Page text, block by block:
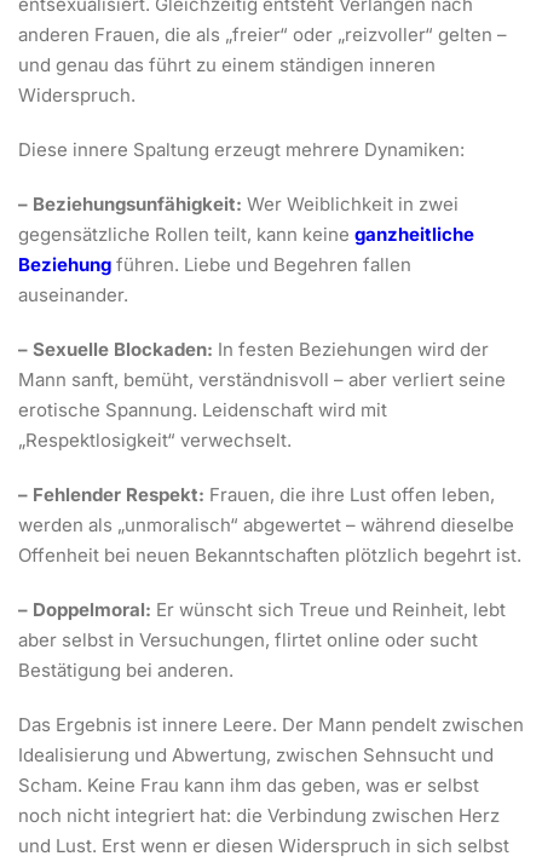
anderen Frauen, die als „freier“ oder „reizvoller“ gelten –
und genau das führt zu einem ständigen inneren
Widerspruch.
Diese innere Spaltung erzeugt mehrere Dynamiken:
– Beziehungsunfähigkeit: Wer Weiblichkeit in zwei
gegensätzliche Rollen teilt, kann keine ganzheitliche
Beziehung führen. Liebe und Begehren fallen
auseinander.
– Sexuelle Blockaden: In festen Beziehungen wird der
Mann sanft, bemüht, verständnisvoll – aber verliert seine
erotische Spannung. Leidenschaft wird mit
„Respektlosigkeit“ verwechselt.
– Fehlender Respekt: Frauen, die ihre Lust offen leben,
werden als „unmoralisch“ abgewertet – während dieselbe
Offenheit bei neuen Bekanntschaften plötzlich begehrt ist.
– Doppelmoral: Er wünscht sich Treue und Reinheit, lebt
aber selbst in Versuchungen, flirtet online oder sucht
Bestätigung bei anderen.
Das Ergebnis ist innere Leere. Der Mann pendelt zwischen
Idealisierung und Abwertung, zwischen Sehnsucht und
Scham. Keine Frau kann ihm das geben, was er selbst
noch nicht integriert hat: die Verbindung zwischen Herz
und Lust. Erst wenn er diesen Widerspruch in sich selbst